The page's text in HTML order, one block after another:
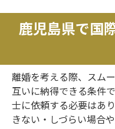
鹿児島県で国
離婚を考える際、スム
互いに納得できる条件
士に依頼する必要はあ
きない・しづらい場合